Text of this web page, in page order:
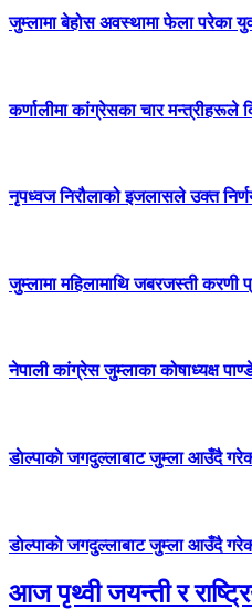
जुम्लामा बेहोस अवस्थामा फेला परेका
कर्णालीमा कांग्रेसका चार मन्त्रीहरूले
नृपध्वज निरौलाको इजलासले उक्त
जुम्लामा महिलामाथि जबरजस्ती करणी
नेपाली कांग्रेस जुम्लाका कोषाध्यक्ष
डाेल्पाकाे जगदुल्लाबाट जुम्ला आउँदै
डाेल्पाकाे जगदुल्लाबाट जुम्ला आउँदै
आज पृथ्वी जयन्ती र